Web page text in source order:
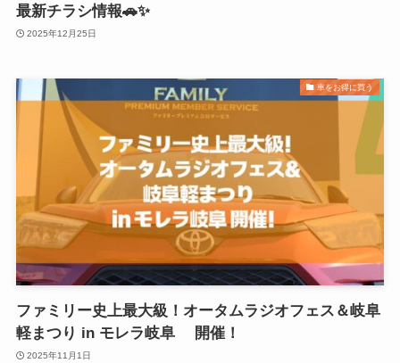
最新チラシ情報🚗✨
2025年12月25日
車をお得に買う
ファミリー史上最大級！オータムラジオフェス＆岐阜
軽まつり in モレラ岐阜 開催！
2025年11月1日